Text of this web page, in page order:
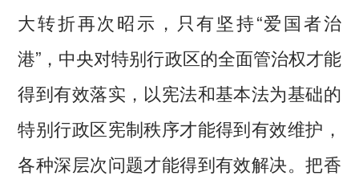
大转折再次昭示，只有坚持“爱国者治
港”，中央对特别行政区的全面管治权才能
得到有效落实，以宪法和基本法为基础的
特别行政区宪制秩序才能得到有效维护，
各种深层次问题才能得到有效解决。把香